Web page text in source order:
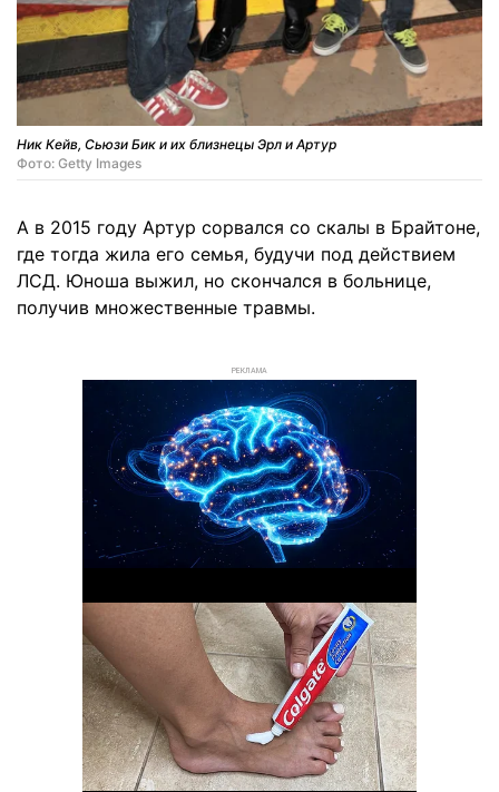
Ник Кейв, Сьюзи Бик и их близнецы Эрл и Артур
Фото: Getty Images
А в 2015 году Артур сорвался со скалы в Брайтоне,
где тогда жила его семья, будучи под действием
ЛСД. Юноша выжил, но скончался в больнице,
получив множественные травмы.
РЕКЛАМА